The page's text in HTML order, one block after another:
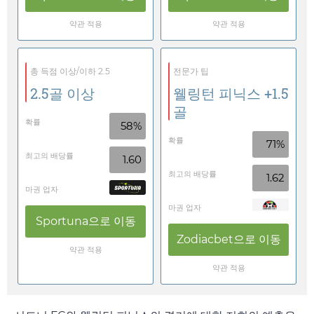
약관 적용 약관 적용
총 득점 이상/이하 2.5
2.5골 이상
확률 58%
최고의 배당률 1.60
마권 업자
Sportuna으로 이동
약관 적용
전문가 팁
웰링턴 피닉스 +1.5
골
확률 71%
최고의 배당률 1.62
마권 업자
Zodiacbet으로 이동
약관 적용